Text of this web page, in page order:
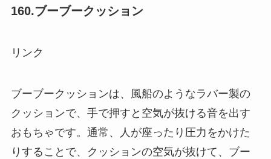
160.ブーブークッション
リンク
ブーブークッションは、風船のようなラバー製の
クッションで、手で押すと空気が抜ける音を出す
おもちゃです。通常、人が座ったり圧力をかけた
りすることで、クッションの空気が抜けて、ブー